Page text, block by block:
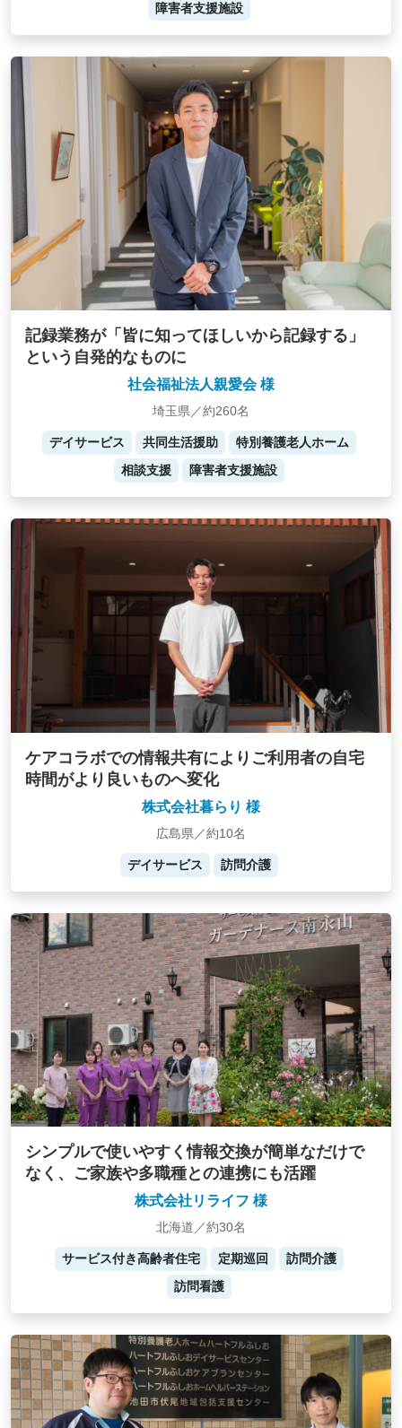
障害者支援施設
記録業務が「皆に知ってほしいから記録する」
という自発的なものに
社会福祉法人親愛会 様
埼玉県／約260名
デイサービス 共同生活援助
特別養護老人ホーム
相談支援
障害者支援施設
ケアコラボでの情報共有によりご利用者の自宅
時間がより良いものへ変化
株式会社暮らり 様
広島県／約10名
デイサービス 訪問介護
シンプルで使いやすく情報交換が簡単なだけで
なく、ご家族や多職種との連携にも活躍
株式会社リライフ 様
北海道／約30名
サービス付き高齢者住宅 定期巡回
訪問介護
訪問看護